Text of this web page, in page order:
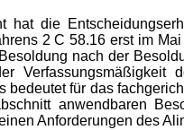
hat die
2 C 58.16 erst im
nach der
Verfassungsmäßigkeit
bedeutet für das
anwendbaren
Anforderungen des